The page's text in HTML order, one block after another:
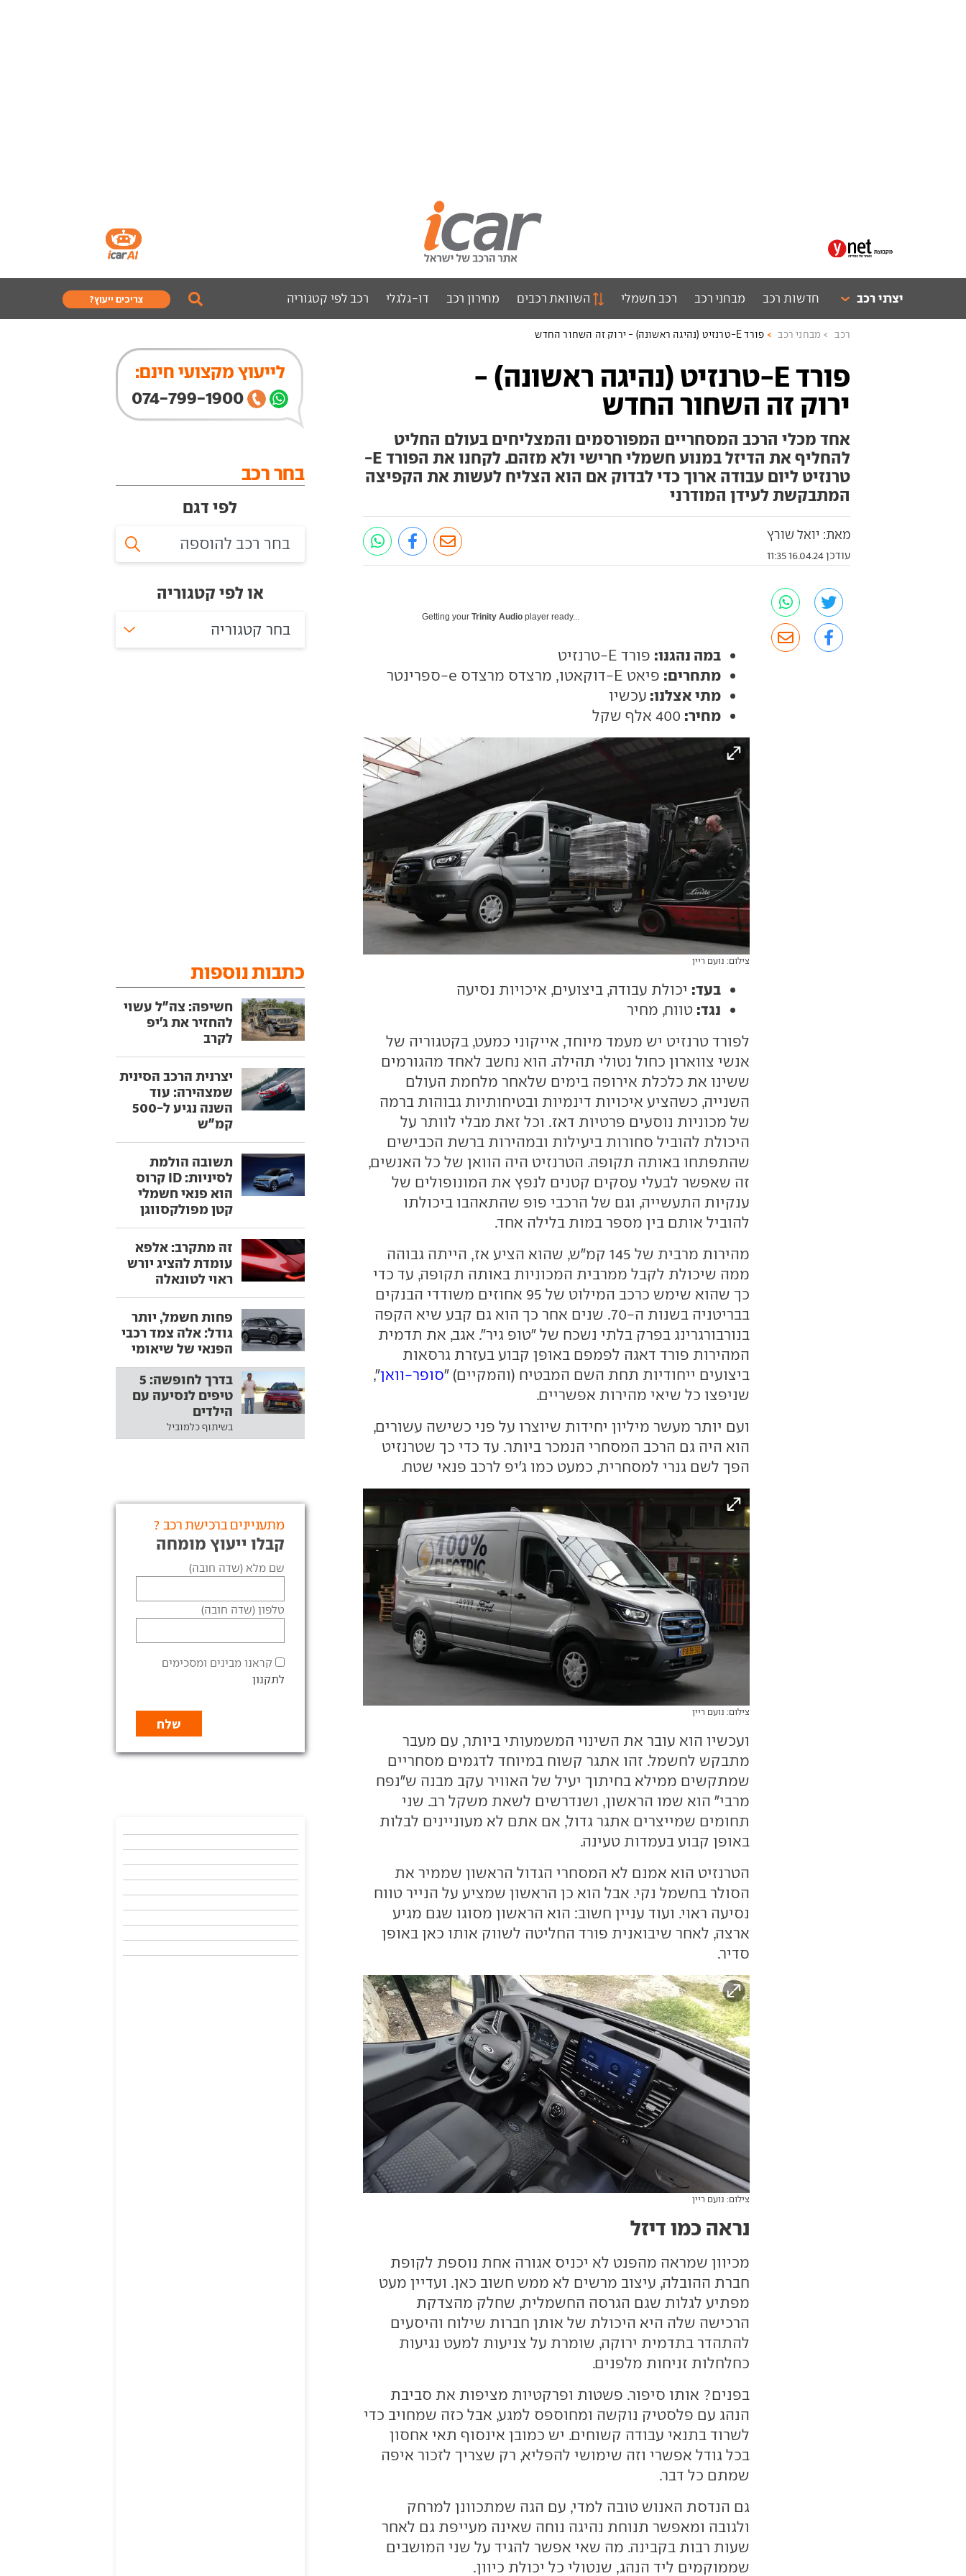
יצרני רכב חדשות רכב מבחני רכב רכב חשמלי השוואת רכבים מחירון רכב דו-גלגלי רכב לפי קטגוריה צריכים ייעוץ?
רכב מבחני רכב פורד E-טרנזיט (נהיגה ראשונה) - ירוק זה השחור החדש
פורד E-טרנזיט (נהיגה ראשונה) -
ירוק זה השחור החדש
אחד מכלי הרכב המסחריים המפורסמים והמצליחים בעולם החליט
להחליף את הדיזל במנוע חשמלי חרישי ולא מזהם. לקחנו את הפורד E-
טרנזיט ליום עבודה ארוך כדי לבדוק אם הוא הצליח לעשות את הקפיצה
המתבקשת לעידן המודרני
מאת: יואל שורץ
עודכן 16.04.24 11:35
Getting yourTrinity Audio player ready...
במה נהגנו: פורד E-טרנזיט
מתחרים: פיאט E-דוקאטו, מרצדס מרצדס e-ספרינטר
מתי אצלנו: עכשיו
מחיר:
צילום: נועם ריין
בעד: יכולת עבודה, ביצועים, איכויות נסיעה
נגד: טווח, מחיר
לפורד טרנזיט יש מעמד מיוחד, אייקוני כמעט, בקטגוריה של
אנשי צווארון כחול נטולי תהילה. הוא נחשב לאחד מהגורמים
ששינו את כלכלת אירופה בימים שלאחר מלחמת העולם
השנייה, כשהציע איכויות דינמיות ובטיחותיות גבוהות ברמה
של מכוניות נוסעים פרטיות דאז. וכל זאת מבלי לוותר על
היכולת להוביל סחורות ביעילות ובמהירות ברשת הכבישים
שהתפתחו באותה תקופה. הטרנזיט היה הוואן של כל האנשים,
זה שאפשר לבעלי עסקים קטנים לנפץ את המונופולים של
ענקיות התעשייה, וגם של הרכבי פופ שהתאהבו ביכולתו
להוביל אותם בין מספר במות בלילה אחד.
מהירות מרבית של 145 קמ"ש, שהוא הציע אז, הייתה גבוהה
ממה שיכולת לקבל ממרבית המכוניות באותה תקופה, עד כדי
כך שהוא שימש כרכב המילוט של 95 אחוזים משודדי הבנקים
בבריטניה בשנות ה-70. שנים אחר כך הוא גם קבע שיא הקפה
בנורבורגרינג בפרק בלתי נשכח של "טופ גיר". אגב, את תדמית
המהירות פורד דאגה לפמפם באופן קבוע בעזרת גרסאות
ביצועים ייחודיות תחת השם המבטיח (והמקיים) "סופר-וואן",
שניפצו כל שיאי מהירות אפשריים.
ועם יותר מעשר מיליון יחידות שיוצרו על פני כשישה עשורים,
הוא היה גם הרכב המסחרי הנמכר ביותר. עד כדי כך שטרנזיט
הפך לשם גנרי למסחרית, כמעט כמו ג'יפ לרכב פנאי שטח.
צילום: נועם ריין
ועכשיו הוא עובר את השינוי המשמעותי ביותר, עם מעבר
מתבקש לחשמל. זהו אתגר קשוח במיוחד לדגמים מסחריים
שמתקשים ממילא בחיתוך יעיל של האוויר עקב מבנה ש"נפח
מרבי" הוא שמו הראשון, ושנדרשים לשאת משקל רב. שני
תחומים שמייצרים אתגר גדול, אם אתם לא מעוניינים לבלות
באופן קבוע בעמדות טעינה.
הטרנזיט הוא אמנם לא המסחרי הגדול הראשון שממיר את
הסולר בחשמל נקי. אבל הוא כן הראשון שמציע על הנייר טווח
נסיעה ראוי. ועוד עניין חשוב: הוא הראשון מסוגו שגם מגיע
ארצה, לאחר שיבואנית פורד החליטה לשווק אותו כאן באופן
סדיר.
צילום: נועם ריין
נראה כמו דיזל
מכיוון שמראה מהפנט לא יכניס אגורה אחת נוספת לקופת
חברת ההובלה, עיצוב מרשים לא ממש חשוב כאן. ועדיין מעט
מפתיע לגלות שגם הגרסה החשמלית, שחלק מהצדקת
הרכישה שלה היא היכולת של אותן חברות שילוח והיסעים
להתהדר בתדמית ירוקה, שומרת על צניעות למעט נגיעות
כחלחלות זניחות מלפנים.
בפנים? אותו סיפור. פשטות ופרקטיות מציפות את סביבת
הנהג עם פלסטיק נוקשה ומחוספס למגע, אבל כזה שמחויב כדי
לשרוד בתנאי עבודה קשוחים. יש כמובן אינסוף תאי אחסון
בכל גודל אפשרי וזה שימושי להפליא, רק שצריך לזכור איפה
שמתם כל דבר.
גם הנדסת האנוש טובה למדי, עם הגה שמתכוונן למרחק
ולגובה ומאפשר תנוחת נהיגה נוחה שאינה מעייפת גם לאחר
שעות רבות בקבינה. מה שאי אפשר להגיד על שני המושבים
שממוקמים ליד הנהג, שנטולי כל יכולת כיוון.
לייעוץ מקצועי חינם:
074-799-1900
בחר רכב
לפי דגם
או לפי קטגוריה
בחר קטגוריה
כתבות נוספות
חשיפה: צה"ל עשוי
להחזיר את ג'יפ
לקרב
יצרנית הרכב הסינית
שמצהירה: עוד
השנה נגיע ל-500
קמ"ש
תשובה הולמת
לסיניות: ID קרוס
הוא פנאי חשמלי
קטן מפולקסווגן
זה מתקרב: אלפא
עומדת להציג יורש
ראוי לטונאלה
פחות חשמל, יותר
גודל: אלה צמד רכבי
הפנאי של שיאומי
בדרך לחופשה: 5
טיפים לנסיעה עם
הילדים
בשיתוף כלמוביל
מתעניינים ברכישת רכב ?
קבלו ייעוץ מומחה
שם מלא (שדה חובה)
טלפון (שדה חובה)
קראנו מבינים ומסכימים
לתקנון